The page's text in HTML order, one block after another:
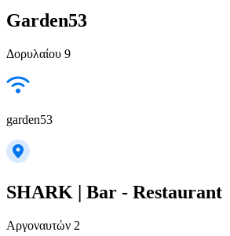
Garden53
Δορυλαίου 9
garden53
SHARK | Bar - Restaurant
Αργοναυτών 2